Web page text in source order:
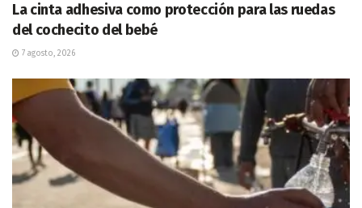
La cinta adhesiva como protección para las ruedas
del cochecito del bebé
7 agosto, 2026